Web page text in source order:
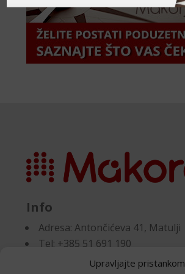
Upravljajte pristankom
Info
Adresa:Antončićeva 41, Matulji
Tel: +385 51 691 190
Email:knjigovodstvo@makora.hr